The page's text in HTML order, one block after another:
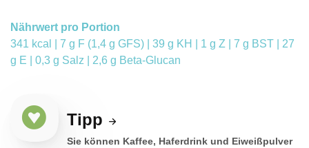
Nährwert pro Portion
341 kcal | 7 g F (1,4 g GFS) | 39 g KH | 1 g Z | 7 g BST | 27
g E | 0,3 g Salz | 2,6 g Beta-Glucan
Tipp
Sie können Kaffee, Haferdrink und Eiweißpulver